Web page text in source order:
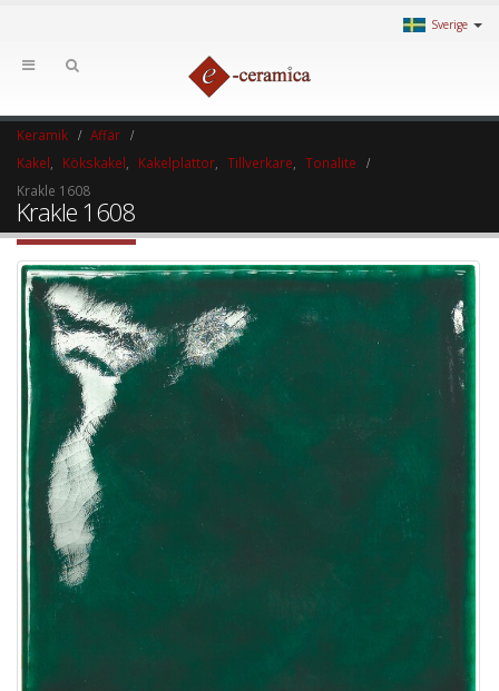
Sverige
Keramik
Affär
Kakel
Kökskakel Kakelplattor Tillverkare
Tonalite
Krakle 1608
Krakle 1608